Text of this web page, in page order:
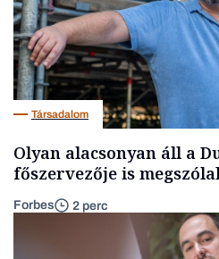
Társadalom
Olyan alacsonyan áll a
főszervezője is
Forbes 2 perc